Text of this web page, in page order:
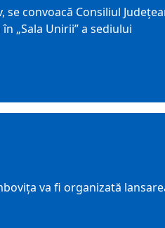
convoacă Consiliul
„Sala Unirii” a sediului
va fi organizată